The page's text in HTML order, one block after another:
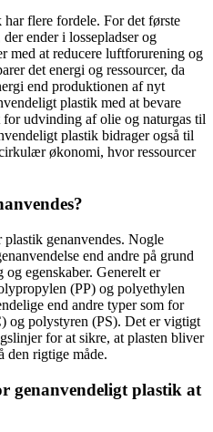
flere fordele. For det første
ender i lossepladser og
at reducere luftforurening og
det energi og ressourcer, da
end produktionen af nyt
plastik med at bevare
for udvinding af olie og naturgas til
plastik bidrager også til
økonomi, hvor ressourcer
genanvendes. Nogle
end andre på grund
egenskaber. Generelt er
(PP) og polyethylen
end andre typer som for
og polystyren (PS). Det er vigtigt
for at sikre, at plasten bliver
den rigtige måde.
genanvendeligt plastik at